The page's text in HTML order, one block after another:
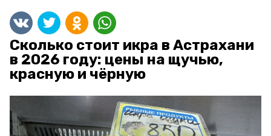
Сколько стоит икра в Астрахани
в 2026 году: цены на щучью,
красную и чёрную